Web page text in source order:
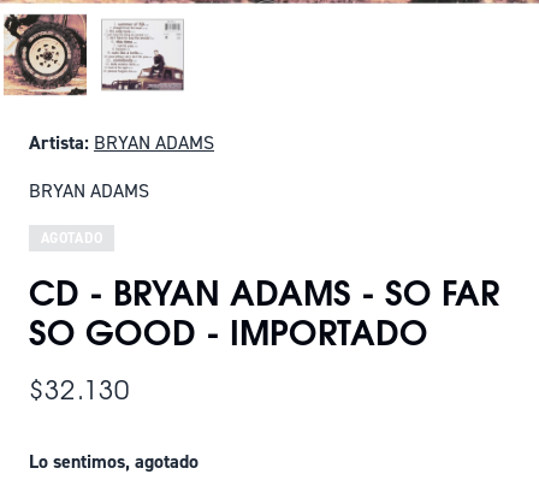
Artista: BRYAN ADAMS
BRYAN ADAMS
AGOTADO
CD - BRYAN ADAMS - SO FAR
SO GOOD - IMPORTADO
$32.130
Lo sentimos, agotado